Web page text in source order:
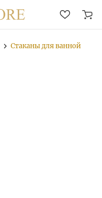
Стаканы для ванной